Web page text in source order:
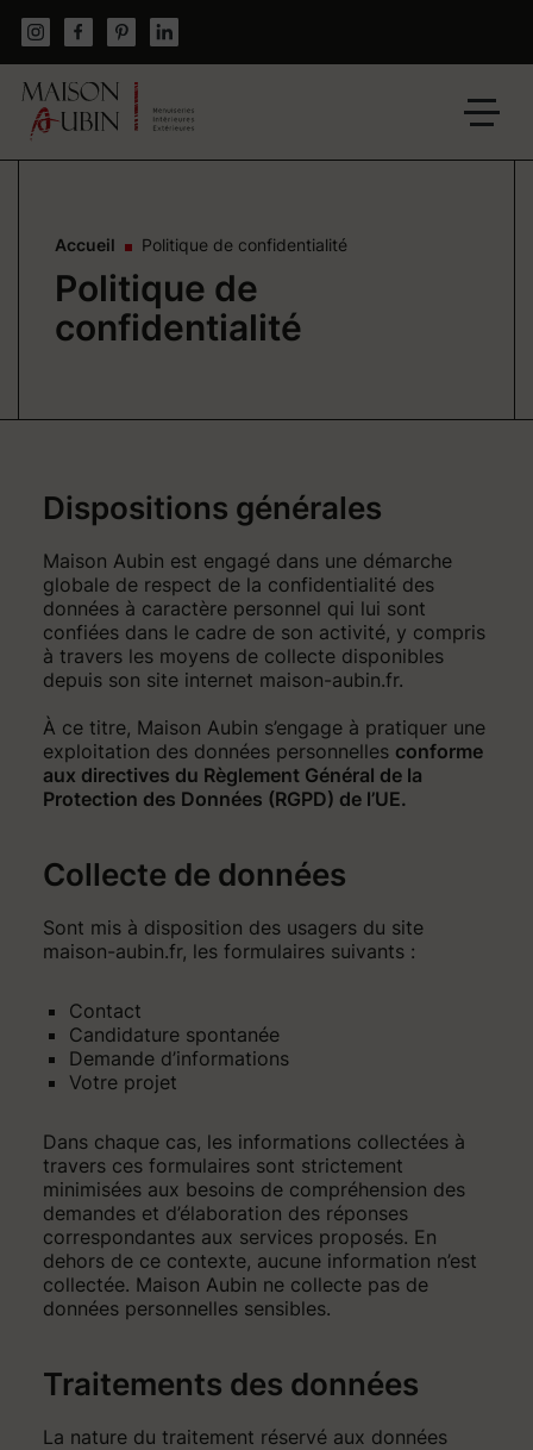
content
Un
Accueil Politique de confidentialité
Politique de
confidentialité
Dispositions générales
Maison Aubin est engagé dans une démarche
globale de respect de la confidentialité des
données à caractère personnel qui lui sont
confiées dans le cadre de son activité, y compris
à travers les moyens de collecte disponibles
depuis son site internet maison-aubin.fr.
À ce titre, Maison Aubin s’engage à pratiquer une
exploitation des données personnelles conforme
aux directives du Règlement Général de la
Protection des Données (RGPD) de l’UE.
Collecte de données
Sont mis à disposition des usagers du site
maison-aubin.fr, les formulaires suivants :
Contact
Candidature spontanée
Demande d’informations
Votre projet
Dans chaque cas, les informations collectées à
travers ces formulaires sont strictement
minimisées aux besoins de compréhension des
demandes et d’élaboration des réponses
correspondantes aux services proposés. En
dehors de ce contexte, aucune information n’est
collectée. Maison Aubin ne collecte pas de
données personnelles sensibles.
Traitements des données
La nature du traitement réservé aux données